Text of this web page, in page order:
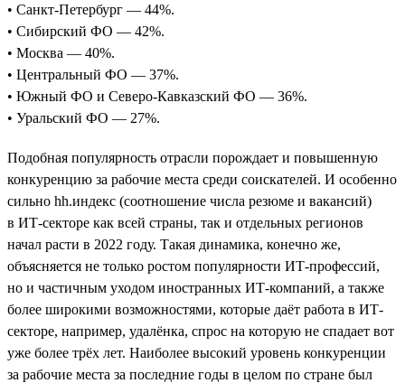
• Санкт-Петербург — 44%.
• Сибирский ФО — 42%.
• Москва — 40%.
• Центральный ФО — 37%.
• Южный ФО и Северо-Кавказский ФО — 36%.
• Уральский ФО — 27%.
Подобная популярность отрасли порождает и повышенную
конкуренцию за рабочие места среди соискателей. И особенно
сильно hh.индекс (соотношение числа резюме и вакансий)
в ИТ-секторе как всей страны, так и отдельных регионов
начал расти в 2022 году. Такая динамика, конечно же,
объясняется не только ростом популярности ИТ-профессий,
но и частичным уходом иностранных ИТ-компаний, а также
более широкими возможностями, которые даёт работа в ИТ-
секторе, например, удалёнка, спрос на которую не спадает вот
уже более трёх лет. Наиболее высокий уровень конкуренции
за рабочие места за последние годы в целом по стране был